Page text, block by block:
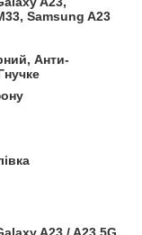
Samsung A23
Анти-
A23 / A23 5G